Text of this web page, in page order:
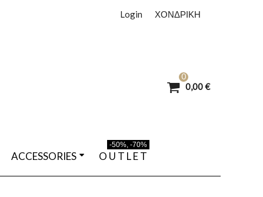
ΧΟΝΔΡΙΚΗ
Login
0
0,00 €
ACCESSORIES O U T L E T
-50%, -70%